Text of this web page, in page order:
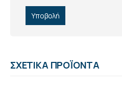
ΣΧΕΤΙΚΆ ΠΡΟΪΌΝΤΑ